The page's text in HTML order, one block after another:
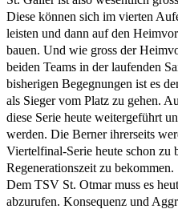
Diese können sich im vierten
leisten und dann auf den
bauen. Und wie gross der
beiden Teams in der laufenden
bisherigen Begegnungen ist es
als Sieger vom Platz zu gehen.
diese Serie heute weitergeführt
werden. Die Berner ihrerseits
Viertelfinal-Serie heute schon zu
Regenerationszeit zu bekommen.
Dem TSV St. Otmar muss es
abzurufen. Konsequenz und